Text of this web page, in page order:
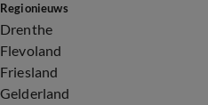
Regionieuws
Drenthe
Flevoland
Friesland
Gelderland